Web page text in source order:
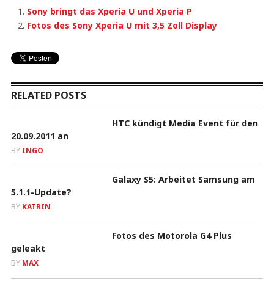
Sony bringt das Xperia U und Xperia P
Fotos des Sony Xperia U mit 3,5 Zoll Display
RELATED POSTS
HTC kündigt Media Event für den
20.09.2011 an
BY INGO
Galaxy S5: Arbeitet Samsung am
5.1.1-Update?
BY KATRIN
Fotos des Motorola G4 Plus
geleakt
BY MAX